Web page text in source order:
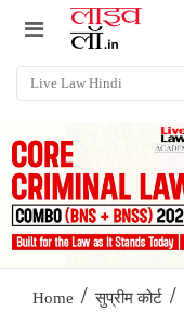
Home / सुप्रीम कोर्ट /